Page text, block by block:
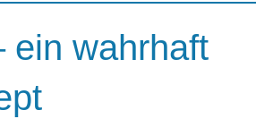
ein wahrhaft